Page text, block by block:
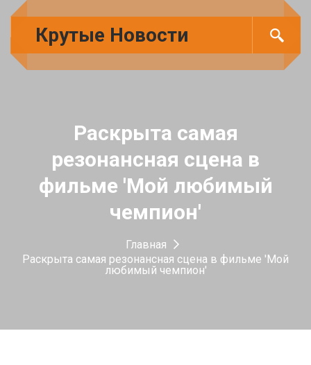
Крутые Новости
Раскрыта самая
резонансная сцена в
фильме 'Мой любимый
чемпион'
Главная
Раскрыта самая резонансная сцена в фильме 'Мой
любимый чемпион'